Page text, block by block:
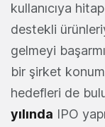
kullanıcıya
destekli
gelmeyi
bir şirket
hedefleri de
yılında IPO